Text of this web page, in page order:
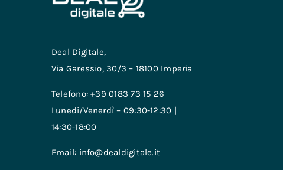
Deal Digitale,
Via Garessio, 30/3 – 18100 Imperia
Telefono: +39 0183 73 15 26
Lunedi/Venerdì – 09:30-12:30 |
14:30-18:00
Email: info@dealdigitale.it